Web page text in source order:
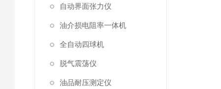
自动界面张力仪
油介损电阻率一体机
全自动四球机
脱气震荡仪
油品耐压测定仪